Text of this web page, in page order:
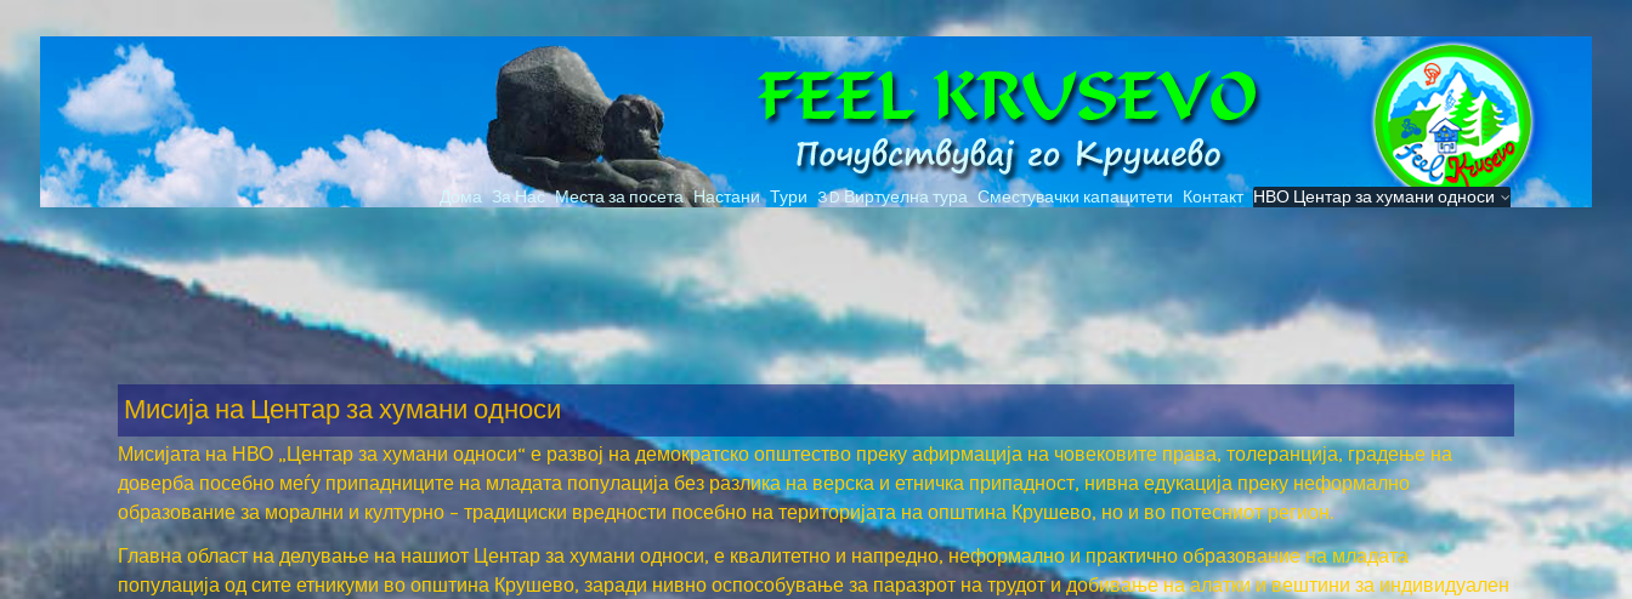
to
Дома За Нас Места за посета Настани Тури 3D Виртуелна тура Сместувачки капацитети Контакт НВО Центар за хумани односи
Мисија на Центар за хумани односи
Мисијата на НВО „Центар за хумани односи“ е развој на демократско општество преку афирмација на човековите права, толеранција, градење на
доверба посебно меѓу припадниците на младата популација без разлика на верска и етничка припадност, нивна едукација преку неформално
образование за морални и културно – традициски вредности посебно на територијата на општина Крушево, но и во потесниот регион.
Главна област на делување на нашиот Центар за хумани односи, е квалитетно и напредно, неформално и практично образование на младата
популација од сите етникуми во општина Крушево, заради нивно оспособување за паразрот на трудот и добивање на алатки и вештини за индивидуален